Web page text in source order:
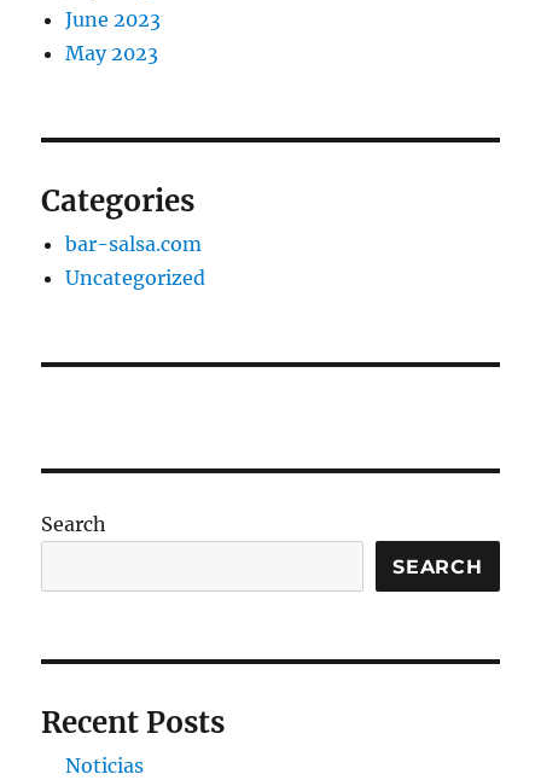
June 2023
May 2023
Categories
bar-salsa.com
Uncategorized
Search
SEARCH
Recent Posts
Noticias